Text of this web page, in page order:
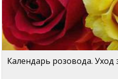
Календарь розовода. Уход